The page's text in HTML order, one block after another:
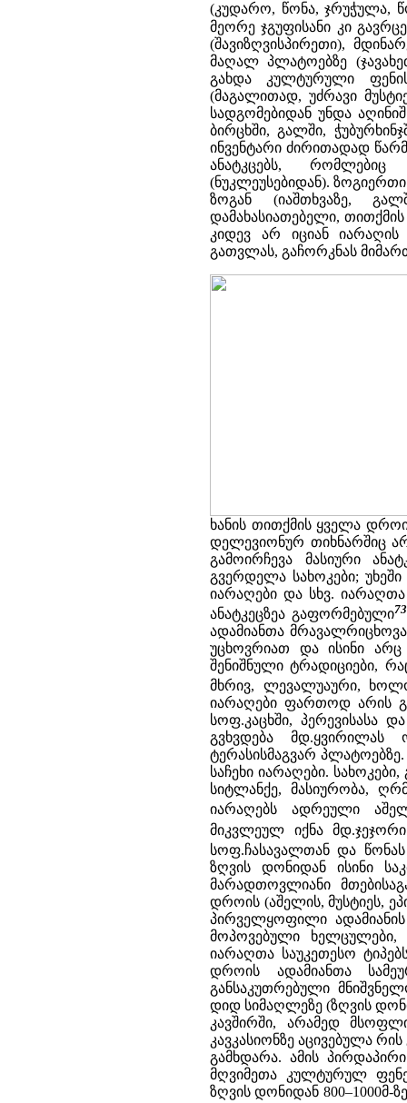
(კუდარო, წონა, ჯრუჭულა,
მეორე ჯგუფისანი კი
(შავიზღვისპირეთი),
მაღალ პლატოებზე
გახდა კულტურული
(მაგალითად, უძრავი
სადგომებიდან უნდა
ბირცხში, გალში,
ინვენტარი ძირითადად
ანატკცებს, რომლებიც
(ნუკლეუსებიდან).
ზოგან (იაშთხვაზე,
დამახასიათებელი,
კიდევ არ იციან
გათვლას, გაჩორკნას
ხანის თითქმის ყველა
დელევიონურ თიხნარშიც
გამოირჩევა მასიური
გვერდელა სახოკები;
იარაღები და სხვ.
ანატკეცზეა გაფორმებული73
ადამიანთა
უცხოვრიათ და ისინი არც
შენიშნული ტრადიციები,
მხრივ, ლევალუაური,
იარაღები ფართოდ არის
სოფ.კაცხში, პერევისასა
გვხვდება
ტერასისმაგვარ
საჩეხი იარაღები.
სიტლანქე, მასიურობა,
იარაღებს ადრეული
მიკვლეულ იქნა
სოფ.ჩასავალთან და
ზღვის დონიდან ისინი
მარადთოვლიანი
დროის (აშელის, მუსტიეს,
პირველყოფილი
მოპოვებული ხელცულები,
იარაღთა საუკეთესო
დროის ადამიანთა
განსაკუთრებული
დიდ სიმაღლეზე (ზღვის
კავშირში, არამედ
კავკასიონზე აცივებულა
გამხდარა. ამის
მღვიმეთა კულტურულ
ზღვის დონიდან